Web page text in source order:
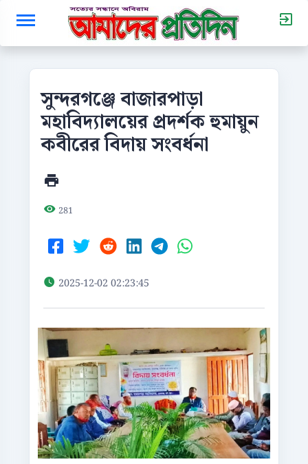
সুন্দরগঞ্জে বাজারপাড়া
মহাবিদ্যালয়ের প্রদর্শক হুমায়ুন
কবীরের বিদায় সংবর্ধনা
281
2025-12-02 02:23:45